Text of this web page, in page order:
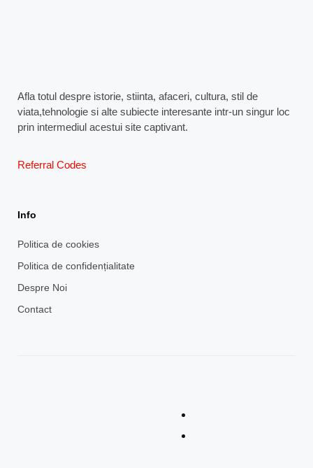
Afla totul despre istorie, stiinta, afaceri, cultura, stil de
viata,tehnologie si alte subiecte interesante intr-un singur loc
prin intermediul acestui site captivant.
Referral Codes
Info
Politica de cookies
Politica de confidențialitate
Despre Noi
Contact